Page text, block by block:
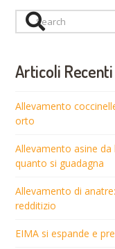
Search
Articoli Recenti
Allevamento
orto
Allevamento asine
quanto si guadagna
Allevamento di
redditizio
EIMA si espande e